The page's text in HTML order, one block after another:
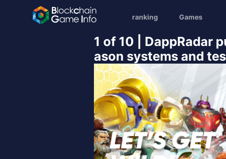
ranking Games
1 of 10 | DappRadar
ason systems and